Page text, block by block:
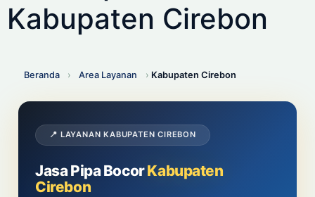
Kabupaten Cirebon
Beranda › Area Layanan › Kabupaten Cirebon
📍 LAYANAN KABUPATEN CIREBON
Jasa Pipa BocorKabupaten
Cirebon